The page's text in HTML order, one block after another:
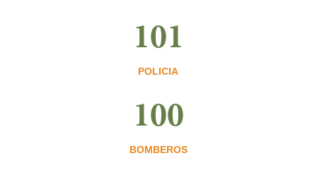
101
POLICIA
100
BOMBEROS